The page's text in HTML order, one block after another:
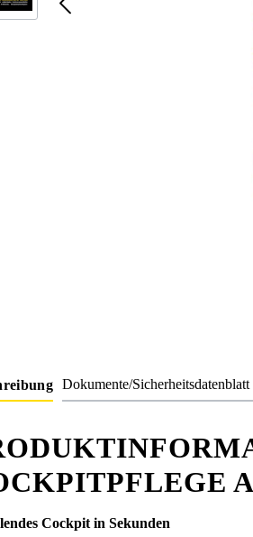
Dokumente/Sicherheitsdatenblatt
Cockpit in Sekunden